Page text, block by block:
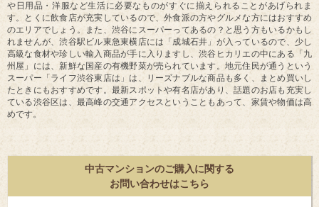
や日用品・洋服など生活に必要なものがすぐに揃えられることがあげられま
す。とくに飲食店が充実しているので、外食派の方やグルメな方にはおすすめ
のエリアでしょう。また、渋谷にスーパーってあるの？と思う方もいるかもし
れませんが、渋谷駅ビル東急東横店には「成城石井」が入っているので、少し
高級な食材や珍しい輸入商品が手に入りますし、渋谷ヒカリエの中にある「九
州屋」には、新鮮な国産の有機野菜が売られています。地元住民が通うという
スーパー「ライフ渋谷東店は」は、リーズナブルな商品も多く、まとめ買いし
たときにもおすすめです。最新スポットや有名店があり、話題のお店も充実し
ている渋谷区は、最高峰の交通アクセスということもあって、家賃や物価は高
めです。
中古マンションのご購入に関する
お問い合わせはこちら